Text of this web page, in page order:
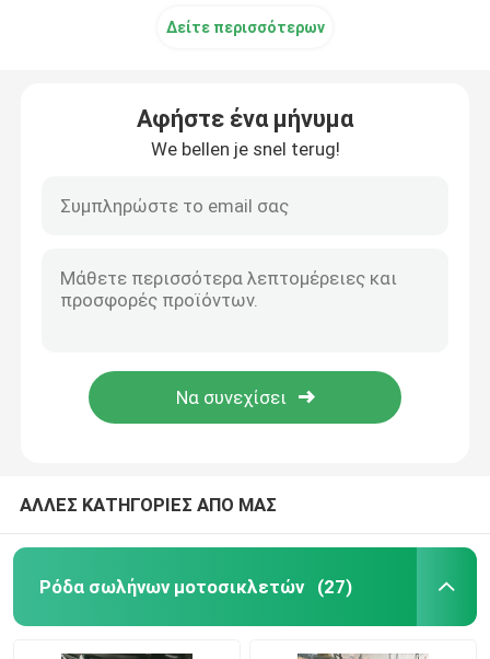
Δείτε περισσότερων
Αφήστε ένα μήνυμα
We bellen je snel terug!
ΑΛΛΕΣ ΚΑΤΗΓΟΡΙΕΣ ΑΠΟ ΜΑΣ
Ρόδα σωλήνων μοτοσικλετών (27)